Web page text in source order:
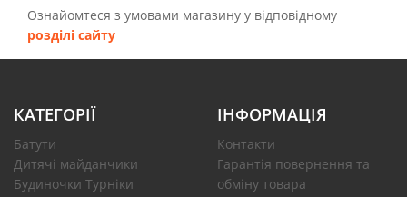
Ознайомтеся з умовами магазину у відповідному
розділі сайту
КАТЕГОРІЇ
Батути
Дитячі майданчики
Будиночки Турніки
ІНФОРМАЦІЯ
Контакти
Гарантія повернення та
обміну товара